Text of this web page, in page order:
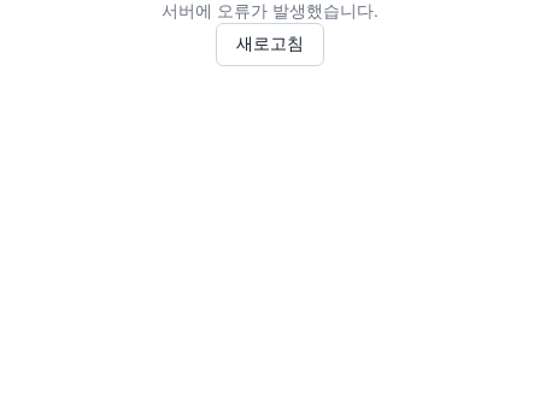
서버에 오류가 발생했습니다.
새로고침